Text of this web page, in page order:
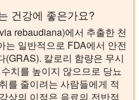
건강에 좋은가요?
rebaudiana)에서 추출한 천
는 일반적으로 FDA에서 안전
(GRAS). 칼로리 함량은 무시
치를 높이지 않으므로 당뇨
를 줄이려는 사람들에게 적
상의 이점은 음료의 전반적